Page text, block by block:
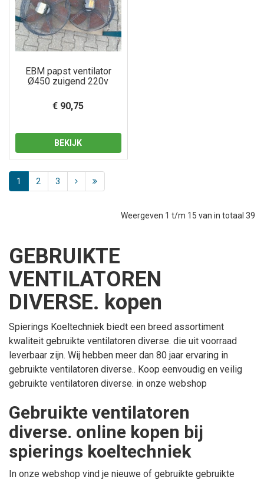
EBM papst ventilator
Ø450 zuigend 220v
€ 90,75
BEKIJK
1 2 3
Weergeven 1 t/m 15 van in totaal 39
GEBRUIKTE
VENTILATOREN
DIVERSE. kopen
Spierings Koeltechniek biedt een breed assortiment
kwaliteit gebruikte ventilatoren diverse. die uit voorraad
leverbaar zijn. Wij hebben meer dan 80 jaar ervaring in
gebruikte ventilatoren diverse.. Koop eenvoudig en veilig
gebruikte ventilatoren diverse. in onze webshop
gebruikte ventilatoren
diverse. online kopen bij
spierings koeltechniek
In onze webshop vind je nieuwe of gebruikte gebruikte